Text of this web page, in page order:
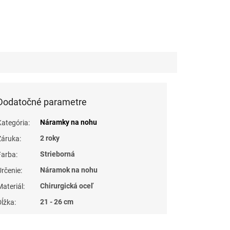
parametre
:
Náramky na nohu
:
2 roky
:
Strieborná
:
Náramok na nohu
:
Chirurgická oceľ
: 21 - 26 cm